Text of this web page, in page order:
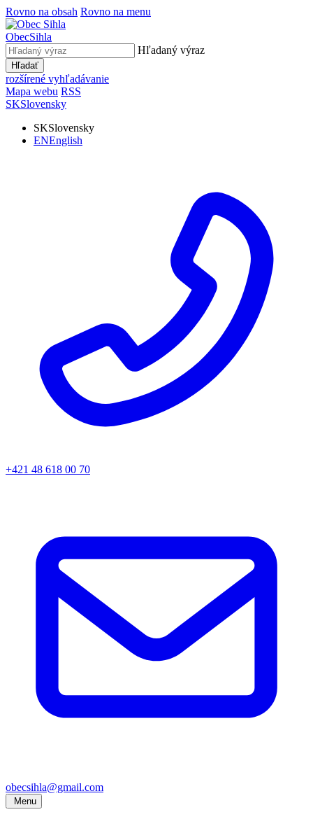
Rovno na obsah Rovno na menu
ObecSihla
Hľadaný výraz
Hľadať
rozšírené vyhľadávanie
Mapa webu RSS
SKSlovensky
SKSlovensky
ENEnglish
+421 48 618 00 70
obecsihla@gmail.com
Menu